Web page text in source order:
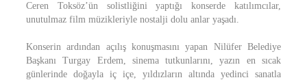
Ceren Toksöz’ün solistliğini yaptığı konserde katılımcılar,
unutulmaz film müzikleriyle nostalji dolu anlar yaşadı.
Konserin ardından açılış konuşmasını yapan Nilüfer Belediye
Başkanı Turgay Erdem, sinema tutkunlarını, yazın en sıcak
günlerinde doğayla iç içe, yıldızların altında yedinci sanatla